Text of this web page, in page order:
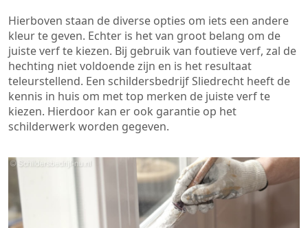
Hierboven staan de diverse opties om iets een andere
kleur te geven. Echter is het van groot belang om de
juiste verf te kiezen. Bij gebruik van foutieve verf, zal de
hechting niet voldoende zijn en is het resultaat
teleurstellend. Een schildersbedrijf Sliedrecht heeft de
kennis in huis om met top merken de juiste verf te
kiezen. Hierdoor kan er ook garantie op het
schilderwerk worden gegeven.